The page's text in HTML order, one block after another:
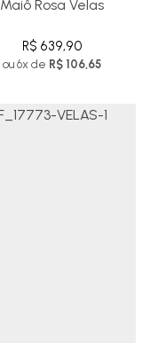
Maiô Rosa Velas
R$ 639,90
ou 6x de R$ 106,65